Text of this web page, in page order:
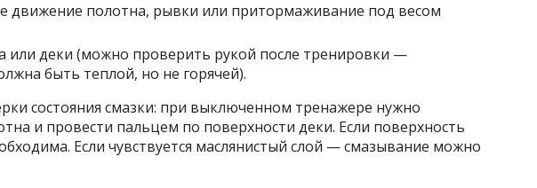
движение полотна, рывки или притормаживание под весом
или деки (можно проверить рукой после тренировки —
быть теплой, но не горячей).
состояния смазки: при выключенном тренажере нужно
и провести пальцем по поверхности деки. Если поверхность
Если чувствуется маслянистый слой — смазывание можно